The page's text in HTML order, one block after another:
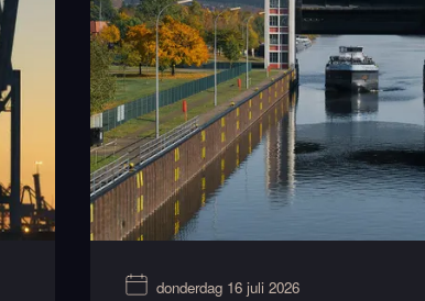
donderdag 16 juli 2026